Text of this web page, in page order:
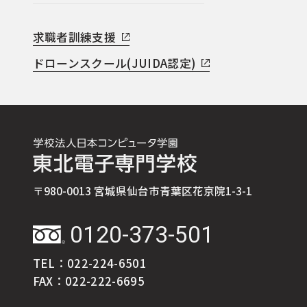
求職者訓練支援
ドローンスクール(JUIDA認定)
〒980-0013 宮城県仙台市青葉区花京院1-3-1
0120-373-501
TEL：022-224-6501
FAX：022-222-6695